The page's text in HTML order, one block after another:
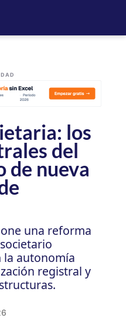
los
del
de nueva
una reforma
la autonomía
registral y